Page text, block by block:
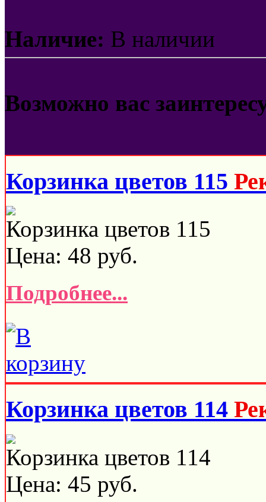
Наличие: В наличии
Возможно вас
Корзинка цветов 115
Корзинка цветов 115
Цена: 48 руб.
Подробнее...
Корзинка цветов 114
Корзинка цветов 114
Цена: 45 руб.